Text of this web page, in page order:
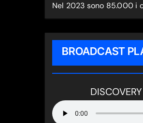
Nel 2023 sono 85.000 i
BROADCAST